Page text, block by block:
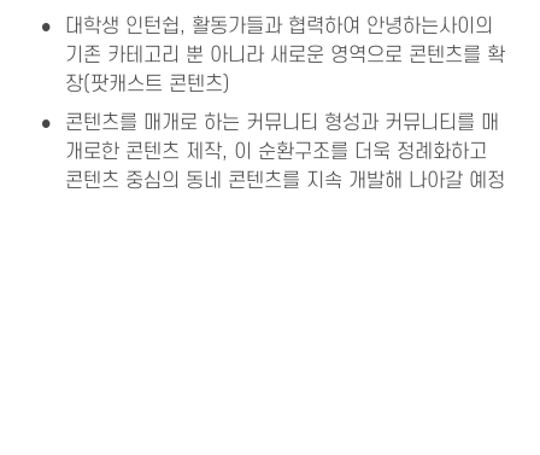
•
대학생 인턴쉽, 활동가들과 협력하여 안녕하는사이의
기존 카테고리 뿐 아니라 새로운 영역으로 콘텐츠를 확
장(팟캐스트 콘텐츠)
•
콘텐츠를 매개로 하는 커뮤니티 형성과 커뮤니티를 매
개로한 콘텐츠 제작, 이 순환구조를 더욱 정례화하고
콘텐츠 중심의 동네 콘텐츠를 지속 개발해 나아갈 예정